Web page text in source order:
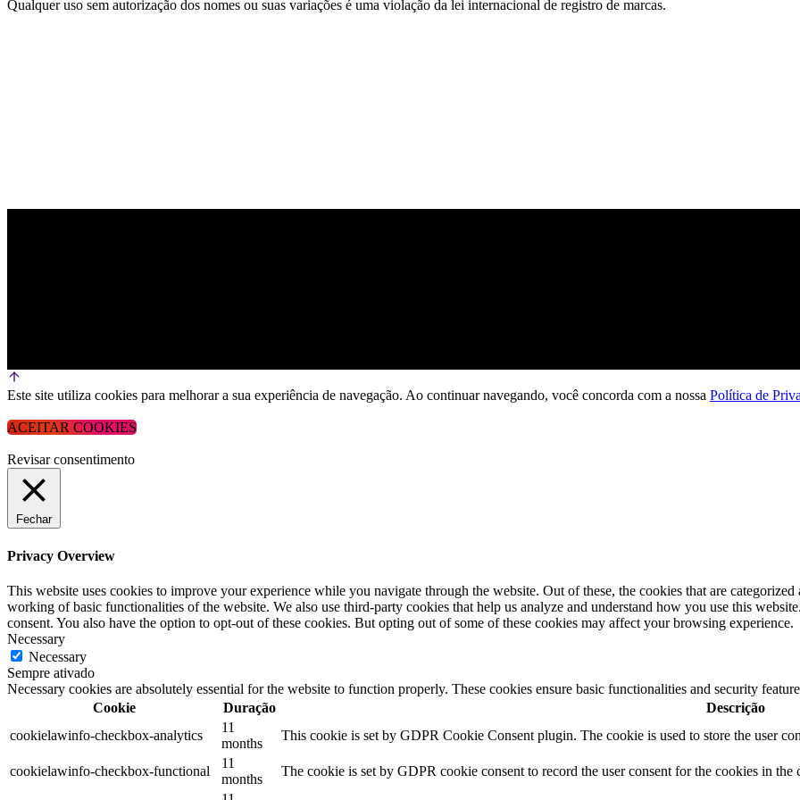
Qualquer uso sem autorização dos nomes ou suas variações é uma violação da lei internacional de registro de marcas.
Este site utiliza cookies para melhorar a sua experiência de navegação. Ao continuar navegando, você concorda com a nossa Política de
ACEITAR COOKIES
Revisar consentimento
Fechar
Privacy Overview
This website uses cookies to improve your experience while you navigate through the website. Out of these, the cookies that are categorized
working of basic functionalities of the website. We also use third-party cookies that help us analyze and understand how you use this
consent. You also have the option to opt-out of these cookies. But opting out of some of these cookies may affect your browsing experience.
Necessary
Necessary
Sempre ativado
Necessary cookies are absolutely essential for the website to function properly. These cookies ensure basic functionalities and security
Cookie
Duração
Descrição
cookielawinfo-checkbox-analytics
11
months
This cookie is set by GDPR Cookie Consent plugin. The cookie is used to store the user
cookielawinfo-checkbox-functional
11
months
The cookie is set by GDPR cookie consent to record the user consent for the cookies in